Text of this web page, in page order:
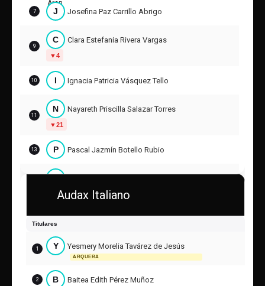
7 J Josefina Paz Carrillo Abrigo
9
C Clara Estefania Rivera Vargas
4
10 I Ignacia Patricia Vásquez Tello
11
N Nayareth Priscilla Salazar Torres
21
13 P Pascal Jazmín Botello Rubio
18
16
J Josefa Martina Inostroza Saavedra
Sophia Andrea Pinto Espinoza
Suplentes
Audax Italiano
Titulares
1 Y Yesmery Morelia Tavárez de Jesús
ARQUERA
2 B Baitea Edith Pérez Muñoz